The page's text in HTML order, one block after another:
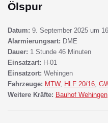
Ölspur
Datum: 9. September 2025 um
Alarmierungsart: DME
Dauer: 1 Stunde 46 Minuten
Einsatzart: H-01
Einsatzort: Wehingen
Fahrzeuge: MTW, HLF 20/16,
Weitere Kräfte: Bauhof Wehingen